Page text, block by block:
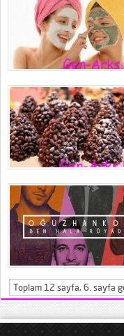
Toplam 12 sayfa, 6. sayfa